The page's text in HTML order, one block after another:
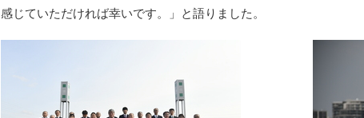
感じていただければ幸いです。」と語りました。